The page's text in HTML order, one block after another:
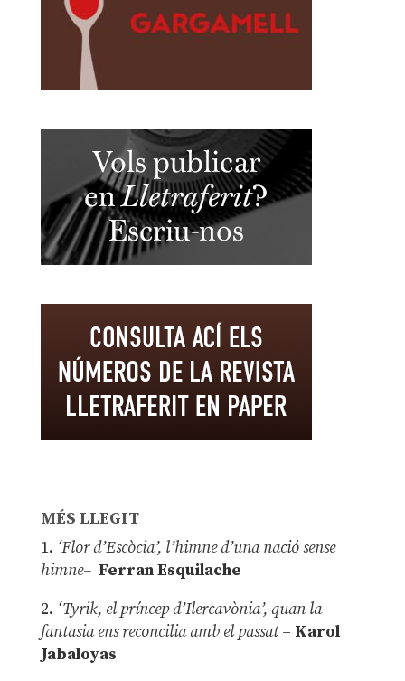
MÉS LLEGIT
1. ‘Flor d’Escòcia’, l’himne d’una nació sense
himne– Ferran Esquilache
2. ‘Tyrik, el príncep d’Ilercavònia’, quan la
fantasia ens reconcilia amb el passat– Karol
Jabaloyas